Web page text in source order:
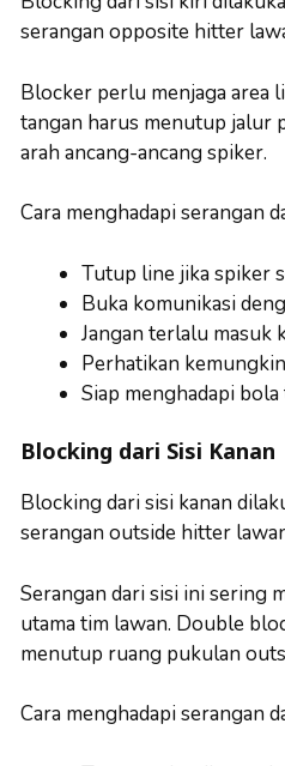
serangan opposite hitter
Blocker perlu menjaga area
tangan harus menutup jalur
arah ancang-ancang spiker.
Cara menghadapi serangan
Tutup line jika spiker
Buka komunikasi
Jangan terlalu masuk
Perhatikan
Siap menghadapi bola
Blocking dari Sisi Kanan
Blocking dari sisi kanan
serangan outside hitter
Serangan dari sisi ini sering
utama tim lawan. Double
menutup ruang pukulan
Cara menghadapi serangan